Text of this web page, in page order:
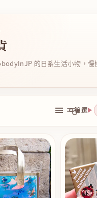
的日系生活小物，慢
篩選